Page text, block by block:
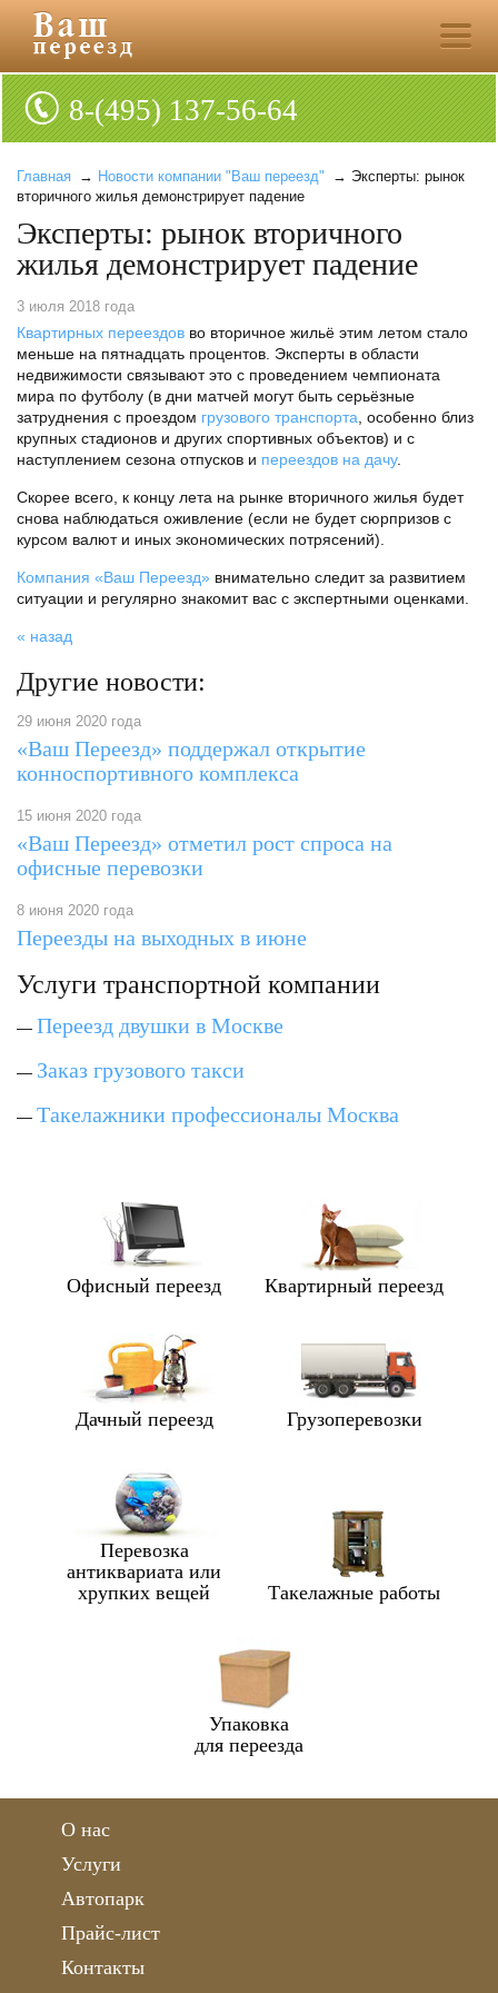
8-(495) 137-56-64
Главная → Новости компании "Ваш переезд"
→ Эксперты: рынок
вторичного жилья демонстрирует падение
Эксперты: рынок вторичного
жилья демонстрирует падение
3 июля 2018 года
Квартирных переездов во вторичное жильё этим летом стало
меньше на пятнадцать процентов. Эксперты в области
недвижимости связывают это с проведением чемпионата
мира по футболу (в дни матчей могут быть серьёзные
затруднения с проездом грузового транспорта , особенно близ
крупных стадионов и других спортивных объектов) и с
наступлением сезона отпусков и переездов на дачу.
Скорее всего, к концу лета на рынке вторичного жилья будет
снова наблюдаться оживление (если не будет сюрпризов с
курсом валют и иных экономических потрясений).
Компания «Ваш Переезд» внимательно следит за развитием
ситуации и регулярно знакомит вас с экспертными оценками.
« назад
Другие новости:
29 июня 2020 года
«Ваш Переезд» поддержал открытие
конноспортивного комплекса
15 июня 2020 года
«Ваш Переезд» отметил рост спроса на
офисные перевозки
8 июня 2020 года
Переезды на выходных в июне
Услуги транспортной компании
— Переезд двушки в Москве
— Заказ грузового такси
— Такелажники профессионалы Москва
Офисный переезд Квартирный переезд
Дачный переезд Грузоперевозки
Перевозка
антиквариата или
хрупких вещей
Такелажные работы
Упаковка
для переезда
О нас
Услуги
Автопарк
Прайс-лист
Контакты